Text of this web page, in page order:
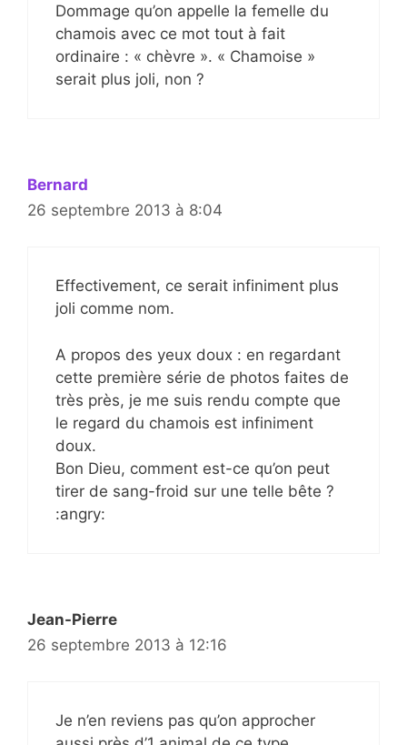
Dommage qu’on appelle la femelle du
chamois avec ce mot tout à fait
ordinaire : « chèvre ». « Chamoise »
serait plus joli, non ?
Bernard
26 septembre 2013 à 8:04
Effectivement, ce serait infiniment plus
joli comme nom.
A propos des yeux doux : en regardant
cette première série de photos faites de
très près, je me suis rendu compte que
le regard du chamois est infiniment
doux.
Bon Dieu, comment est-ce qu’on peut
tirer de sang-froid sur une telle bête ?
:angry:
Jean-Pierre
26 septembre 2013 à 12:16
Je n’en reviens pas qu’on approcher